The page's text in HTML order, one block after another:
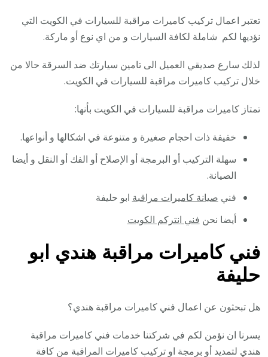
تعتبر اعمال تركيب كاميرات مراقبة للسيارات في الكويت التي
نؤديها لكم شاملة لكافة السيارات و من اي نوع أو ماركة.
لذلك سارع صديقي العميل الى تامين سيارتك ضد السرقة حالا من
خلال تركيب كاميرات مراقبة للسيارات في الكويت.
تمتاز كاميرات مراقبة للسيارات في الكويت بأنها:
خفيفة ذات احجام صغيرة و متنوعة في اشكالها و أنواعها.
سهلة التركيب أو البرمجة أو الإصلاح أو الفك أو النقل و أيضا
الصيانة.
فني صيانة كاميرات مراقبة ابو حليفة
أيضا نحن فني انتركم الكويت
فني كاميرات مراقبة هندي ابو
حليفة
هل تبحثون عن اعمال فني كاميرات مراقبة هندي؟
يسرنا ان نؤمن لكم في شركتنا خدمات فني كاميرات مراقبة
هندي لتمديد أو برمجة او تركيب كاميرات المراقبة من كافة